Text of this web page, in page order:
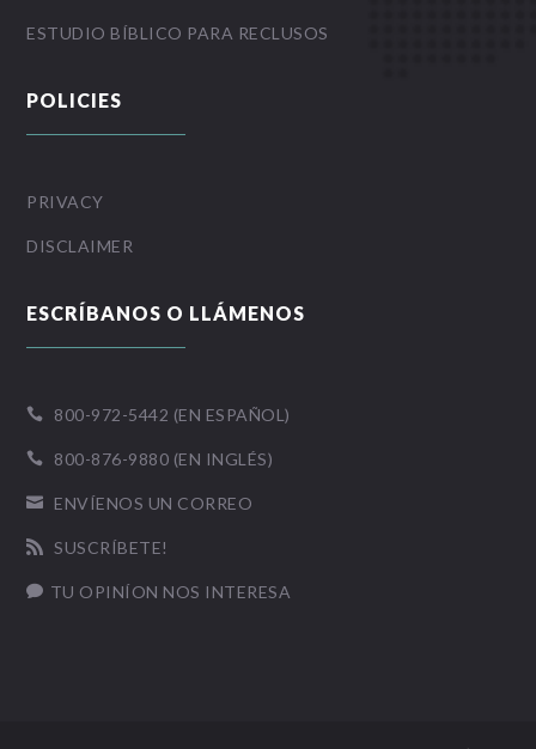
ESTUDIO BÍBLICO PARA RECLUSOS
POLICIES
PRIVACY
DISCLAIMER
ESCRÍBANOS O LLÁMENOS
 800-972-5442 (EN ESPAÑOL)
 800-876-9880 (EN INGLÉS)
 ENVÍENOS UN CORREO
 SUSCRÍBETE!
 TU OPINÍON NOS INTERESA